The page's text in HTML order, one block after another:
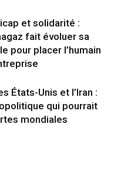
et solidarité :
fait évoluer sa
pour placer l’humain
États-Unis et l’Iran :
qui pourrait
mondiales